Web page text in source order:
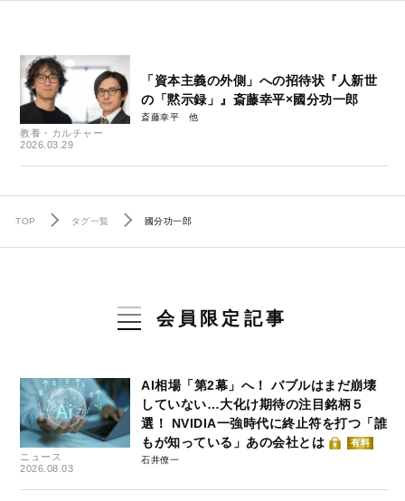
教養・カルチャー
2026.03.29
「資本主義の外側」への招待状『人新世
の「黙示録」』斎藤幸平×國分功一郎
斎藤幸平
TOP タグ一覧 國分功一郎
会員限定記事
ニュース
2026.08.03
AI相場「第2幕」へ！ バブルはまだ崩壊
していない…大化け期待の注目銘柄５
選！ NVIDIA一強時代に終止符を打つ「誰
もが知っている」あの会社とは
有料
石井僚一